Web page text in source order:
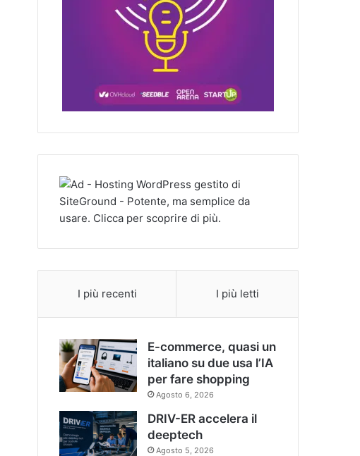
I più recenti I più letti
E-commerce, quasi un
italiano su due usa l’IA
per fare shopping
Agosto 6, 2026
DRIV-ER accelera il
deeptech
Agosto 5, 2026